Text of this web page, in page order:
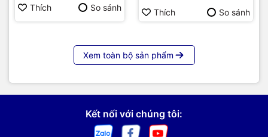
Thích So sánh Thích So sánh
Xem toàn bộ sản phẩm
Kết nối với chúng tôi: